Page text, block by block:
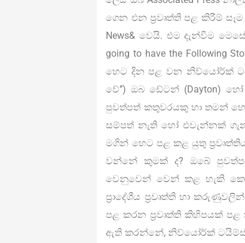
ගෙන එන ප්‍රවෘත්ති පළ කිරීම්
News& වෙයි. එම දැන්වීම
going to have the Following
හෙට දින පළ වන නිව්යෝර්ක්
වේ’’) ඔබ ඩේටන් (Dayton)
පුවත්පත් කතුවරයකු හා තමන්
සම්පත් නැති හෝ එවැන්නක් ගැන
මගින් හෙට පළ කළ යුතු
වන්නේ කුමක් ද? ඔබේ
වෙනුවෙන් වෙන් කළ හැකි
ප්‍රාදේශීය ප්‍රවෘත්ති හා
පළ කරන ප්‍රවෘත්ති කිහිපයක් පළ
ඇති කරන්නේ, නිව්යෝර්ක් ටයිම්ස්